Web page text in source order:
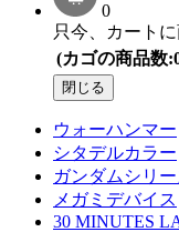
0
只今、カート
(カゴの商品数
閉じる
ウォーハンマー
シタデルカラー
ガンダムシリ
メガミデバイス
30 MINUTES